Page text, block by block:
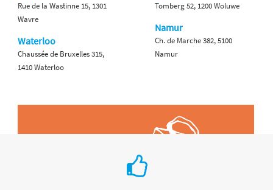
Rue de la Wastinne 15, 1301
Wavre
Waterloo
Chaussée de Bruxelles 315,
1410 Waterloo
Tomberg 52, 1200 Woluwe
Namur
Ch. de Marche 382, 5100
Namur